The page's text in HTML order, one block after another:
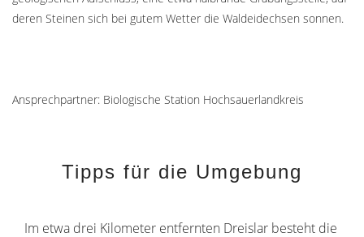
deren Steinen sich bei gutem Wetter die Waldeidechsen sonnen.
Ansprechpartner: Biologische Station Hochsauerlandkreis
Tipps für die Umgebung
Im etwa drei Kilometer entfernten Dreislar besteht die